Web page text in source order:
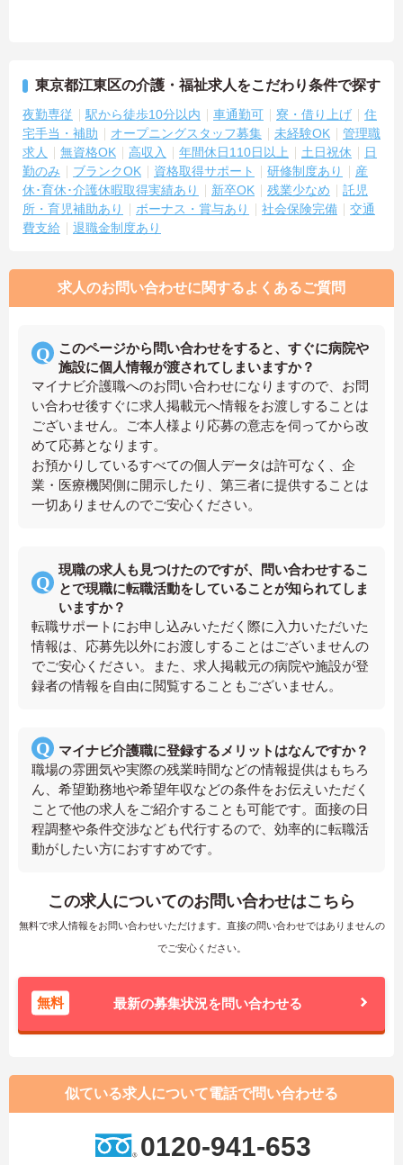
東京都江東区の介護・福祉求人をこだわり条件で探す
夜勤専従 駅から徒歩10分以内 車通勤可 寮・借り上げ
住
宅手当・補助
オープニングスタッフ募集 未経験OK
管理職
求人
無資格OK 高収入 年間休日110日以上 土日祝休
日
勤のみ
ブランクOK 資格取得サポート 研修制度あり
産
休･育休･介護休暇取得実績あり
新卒OK 残業少なめ
託児
所・育児補助あり
ボーナス・賞与あり 社会保険完備
交通
費支給
退職金制度あり
求人のお問い合わせに関するよくあるご質問
このページから問い合わせをすると、すぐに病院や
施設に個人情報が渡されてしまいますか？
マイナビ介護職へのお問い合わせになりますので、お問
い合わせ後すぐに求人掲載元へ情報をお渡しすることは
ございません。ご本人様より応募の意志を伺ってから改
めて応募となります。
お預かりしているすべての個人データは許可なく、企
業・医療機関側に開示したり、第三者に提供することは
一切ありませんのでご安心ください。
現職の求人も見つけたのですが、問い合わせするこ
とで現職に転職活動をしていることが知られてしま
いますか？
転職サポートにお申し込みいただく際に入力いただいた
情報は、応募先以外にお渡しすることはございませんの
でご安心ください。また、求人掲載元の病院や施設が登
録者の情報を自由に閲覧することもございません。
マイナビ介護職に登録するメリットはなんですか？
職場の雰囲気や実際の残業時間などの情報提供はもちろ
ん、希望勤務地や希望年収などの条件をお伝えいただく
ことで他の求人をご紹介することも可能です。面接の日
程調整や条件交渉なども代行するので、効率的に転職活
動がしたい方におすすめです。
この求人についてのお問い合わせはこちら
無料で求人情報をお問い合わせいただけます。直接の問い合わせではありませんの
でご安心ください。
無料 最新の募集状況を問い合わせる
似ている求人について電話で問い合わせる
0120-941-653